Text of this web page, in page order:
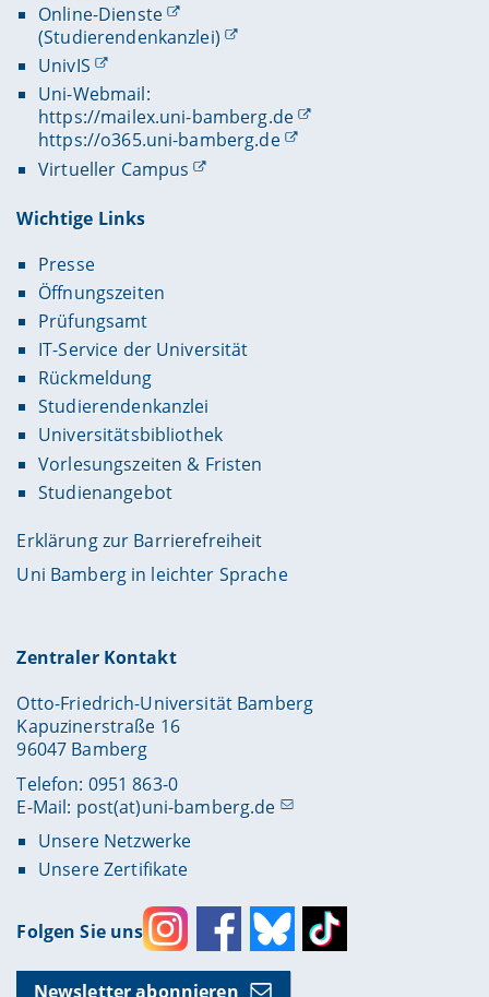
Online-Dienste
(Studierendenkanzlei)
UnivIS
Uni-Webmail:
https://mailex.uni-bamberg.de
https://o365.uni-bamberg.de
Virtueller Campus
Wichtige Links
Presse
Öffnungszeiten
Prüfungsamt
IT-Service der Universität
Rückmeldung
Studierendenkanzlei
Universitätsbibliothek
Vorlesungszeiten & Fristen
Studienangebot
Erklärung zur Barrierefreiheit
Uni Bamberg in leichter Sprache
Zentraler Kontakt
Otto-Friedrich-Universität Bamberg
Kapuzinerstraße 16
96047 Bamberg
Telefon: 0951 863-0
E-Mail: post(at)uni-bamberg.de
Unsere Netzwerke
Unsere Zertifikate
Folgen Sie uns
InstagramFacebook
Bluesky
Newsletter abonnieren